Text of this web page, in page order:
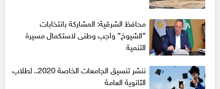
محافظ الشرقية: المشاركة بانتخابات
”الشيوخ” واجب وطنى لاستكمال مسيرة
التنمية
ننشر تنسيق الجامعات الخاصة 2020.. لطلاب
الثانوية العامة